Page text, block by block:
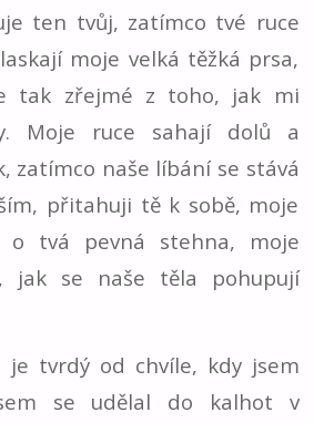
ten tvůj, zatímco tvé ruce
moje velká těžká prsa,
tak zřejmé z toho, jak mi
Moje ruce sahají dolů a
zatímco naše líbání se stává
přitahuji tě k sobě, moje
o tvá pevná stehna, moje
jak se naše těla pohupují
je tvrdý od chvíle, kdy jsem
se udělal do kalhot v